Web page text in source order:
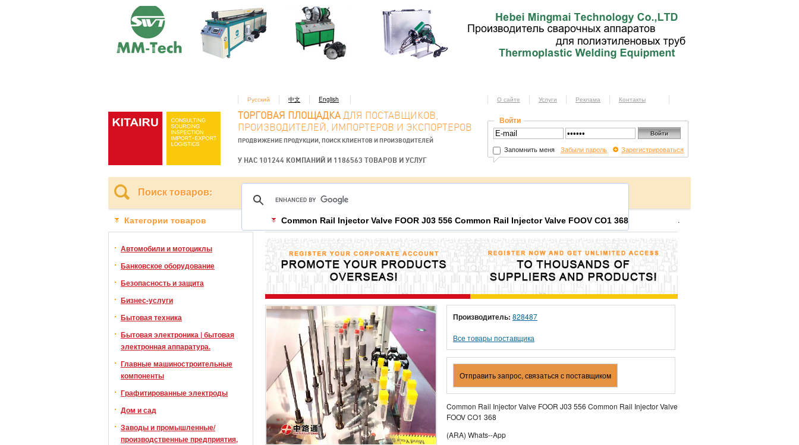
Русский 中文 English
ТОРГОВАЯ ПЛОЩАДКА ДЛЯ ПОСТАВЩИКОВ,
ПРОИЗВОДИТЕЛЕЙ, ИМПОРТЕРОВ И ЭКСПОРТЕРОВ
ПРОДВИЖЕНИЕ ПРОДУКЦИИ, ПОИСК КЛИЕНТОВ И ПРОИЗВОДИТЕЛЕЙ
У НАС 101244 КОМПАНИЙ И 1186563 ТОВАРОВ И УСЛУГ
О сайте Услуги Реклама Контакты
Войти
Запомнить меня Забыли пароль Зарегистрироваться
Поиск товаров:
Категории товаров
Автомобили и мотоциклы
Банковское оборудование
Безопасность и защита
Бизнес-услуги
Бытовая техника
Бытовая электроника | бытовая
электронная аппаратура.
Главные машиностроительные
компоненты
Графитированные электроды
Дом и сад
Заводы и промышленные/
производственные предприятия,
.
Common Rail Injector Valve FOOR J03 556 Common Rail Injector Valve FOOV CO1 368
Производитель: 828487
Все товары поставщика
Отправить запрос, связаться с поставщиком
Common Rail Injector Valve FOOR J03 556 Common Rail Injector Valve
FOOV CO1 368
(ARA) Whats--App